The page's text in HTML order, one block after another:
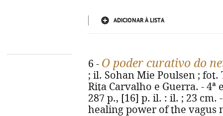
ADICIONAR À LISTA
6 - O poder curativo do
; il. Sohan Mie Poulsen ;
Rita Carvalho e Guerra. - 4ª
287 p., [16] p. il. : il. ; 23 cm.
healing power of the vagus